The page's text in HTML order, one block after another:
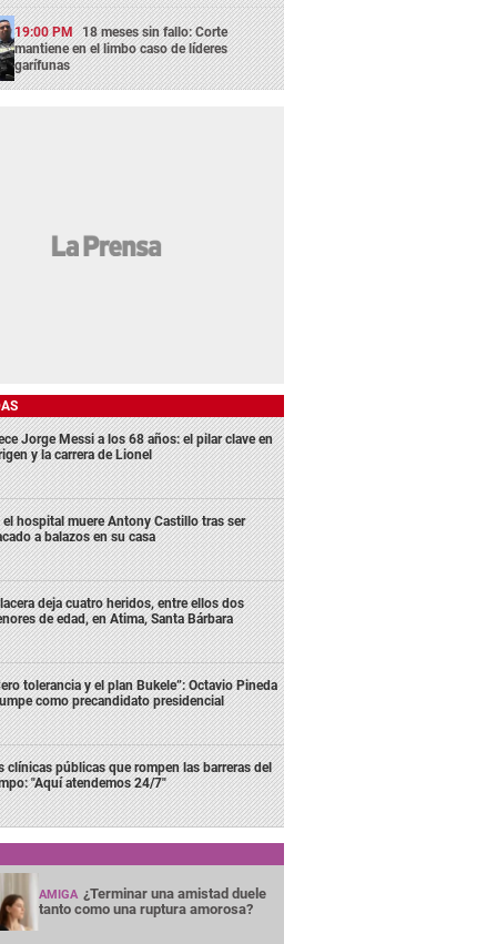
19:00 PM 18 meses sin fallo: Corte
mantiene en el limbo caso de líderes
garífunas
Jorge Messi a los 68 años: el pilar clave en
y la carrera de Lionel
el hospital muere Antony Castillo tras ser
a balazos en su casa
deja cuatro heridos, entre ellos dos
de edad, en Atima, Santa Bárbara
tolerancia y el plan Bukele”: Octavio Pineda
como precandidato presidencial
clínicas públicas que rompen las barreras del
"Aquí atendemos 24/7"
AMIGA ¿Terminar una amistad duele
tanto como una ruptura amorosa?